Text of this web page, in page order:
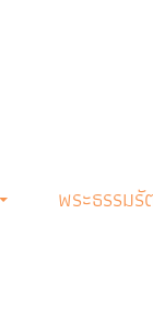
พระธรรมรั